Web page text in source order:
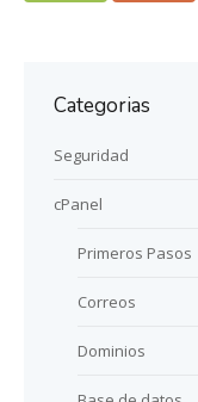
Categorias
Seguridad
cPanel
Primeros Pasos
Correos
Dominios